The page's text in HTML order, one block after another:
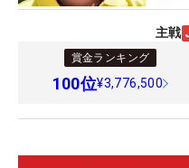
主戦
賞金ランキング
100位¥3,776,500